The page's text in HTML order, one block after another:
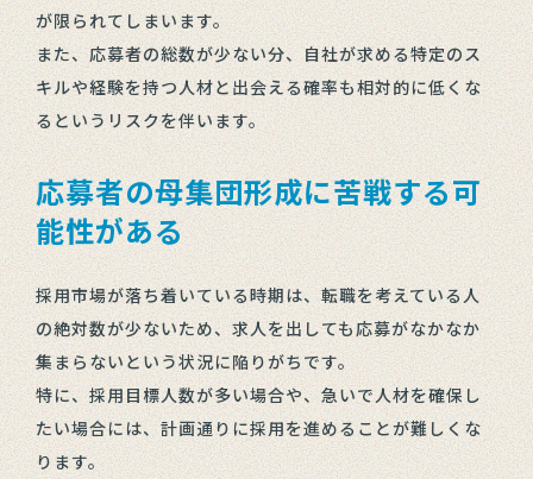
が限られてしまいます。
また、応募者の総数が少ない分、自社が求める特定のス
キルや経験を持つ人材と出会える確率も相対的に低くな
るというリスクを伴います。
応募者の母集団形成に苦戦する可
能性がある
採用市場が落ち着いている時期は、転職を考えている人
の絶対数が少ないため、求人を出しても応募がなかなか
集まらないという状況に陥りがちです。
特に、採用目標人数が多い場合や、急いで人材を確保し
たい場合には、計画通りに採用を進めることが難しくな
ります。